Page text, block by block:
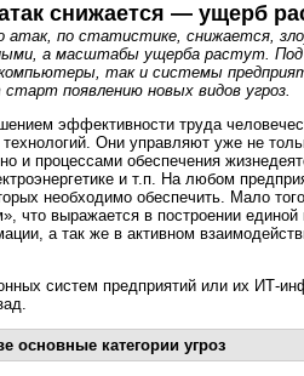
снижается — ущерб
атак, по статистике, снижается,
а масштабы ущерба растут. Под
так и системы
появлению новых видов угроз.
эффективности труда
Они управляют уже не
и процессами обеспечения
и т.п. На любом
необходимо обеспечить. Мало
что выражается в построении
а так же в активном
систем предприятий или их ИТ-
основные категории угроз